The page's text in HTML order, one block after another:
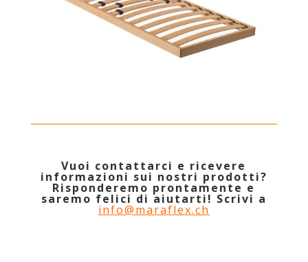
Vuoi contattarci e ricevere
informazioni sui nostri prodotti?
Risponderemo prontamente e
saremo felici di aiutarti! Scrivi a
info@maraflex.ch